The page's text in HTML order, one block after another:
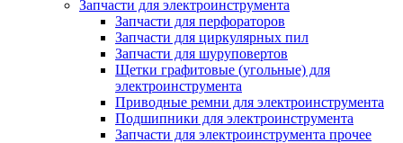
Запчасти для электроинструмента
Запчасти для перфораторов
Запчасти для циркулярных пил
Запчасти для шуруповертов
Щетки графитовые (угольные) для
электроинструмента
Приводные ремни для электроинструмента
Подшипники для электроинструмента
Запчасти для электроинструмента прочее